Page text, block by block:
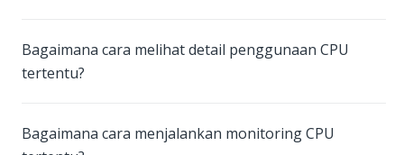
Bagaimana cara melihat detail penggunaan CPU
tertentu?
Bagaimana cara menjalankan monitoring CPU